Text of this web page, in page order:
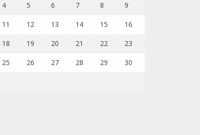
4 5 6 7 8 9
11 12 13 14 15 16
18 19 20 21 22 23
25 26 27 28 29 30